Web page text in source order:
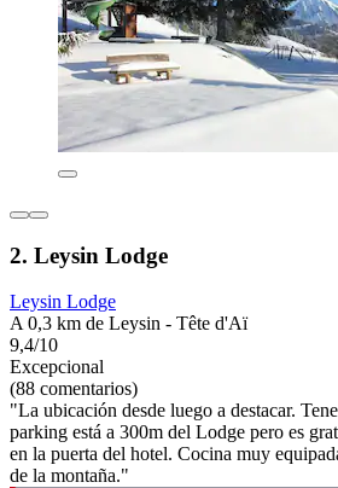
2. Leysin Lodge
Leysin Lodge
A 0,3 km de Leysin - Tête d'Aï
9,4/10
Excepcional
(88 comentarios)
"La ubicación desde luego a destacar.
parking está a 300m del Lodge pero es
en la puerta del hotel. Cocina muy
de la montaña."